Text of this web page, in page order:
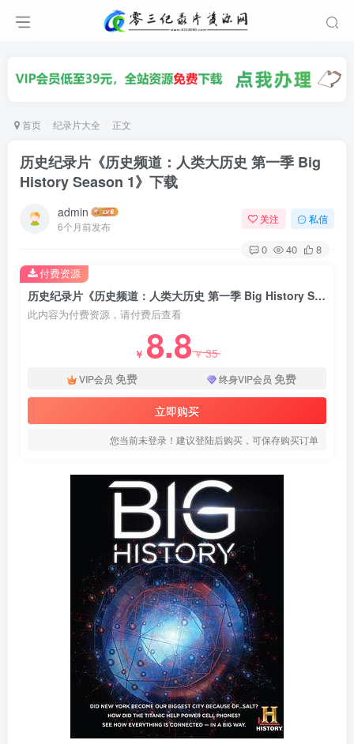
首页 纪录片大全 正文
历史纪录片《历史频道：人类大历史 第一季 Big
History Season 1》下载
admin
6个月前发布
关注 私信
0 40 8
历史纪录片《历史频道：人类大历史 第一季 Big History Season 1》下载
此内容为付费资源，请付费后查看
￥ 8.8￥35
VIP会员 免费 终身VIP会员 免费
立即购买
您当前未登录！建议登陆后购买，可保存购买订单
付费资源